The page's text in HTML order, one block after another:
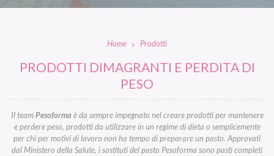
Home Prodotti
PRODOTTI DIMAGRANTI E PERDITA DI
PESO
Il teamPesoformaè da sempre impegnato nel creare prodotti per mantenere
e perdere peso, prodotti da utilizzare in un regime di dieta o semplicemente
per chi per motivi di lavoro non ha tempo di preparare un pasto. Approvati
dal Ministero della Salute, i sostituti del pasto Pesoforma sono pasti completi